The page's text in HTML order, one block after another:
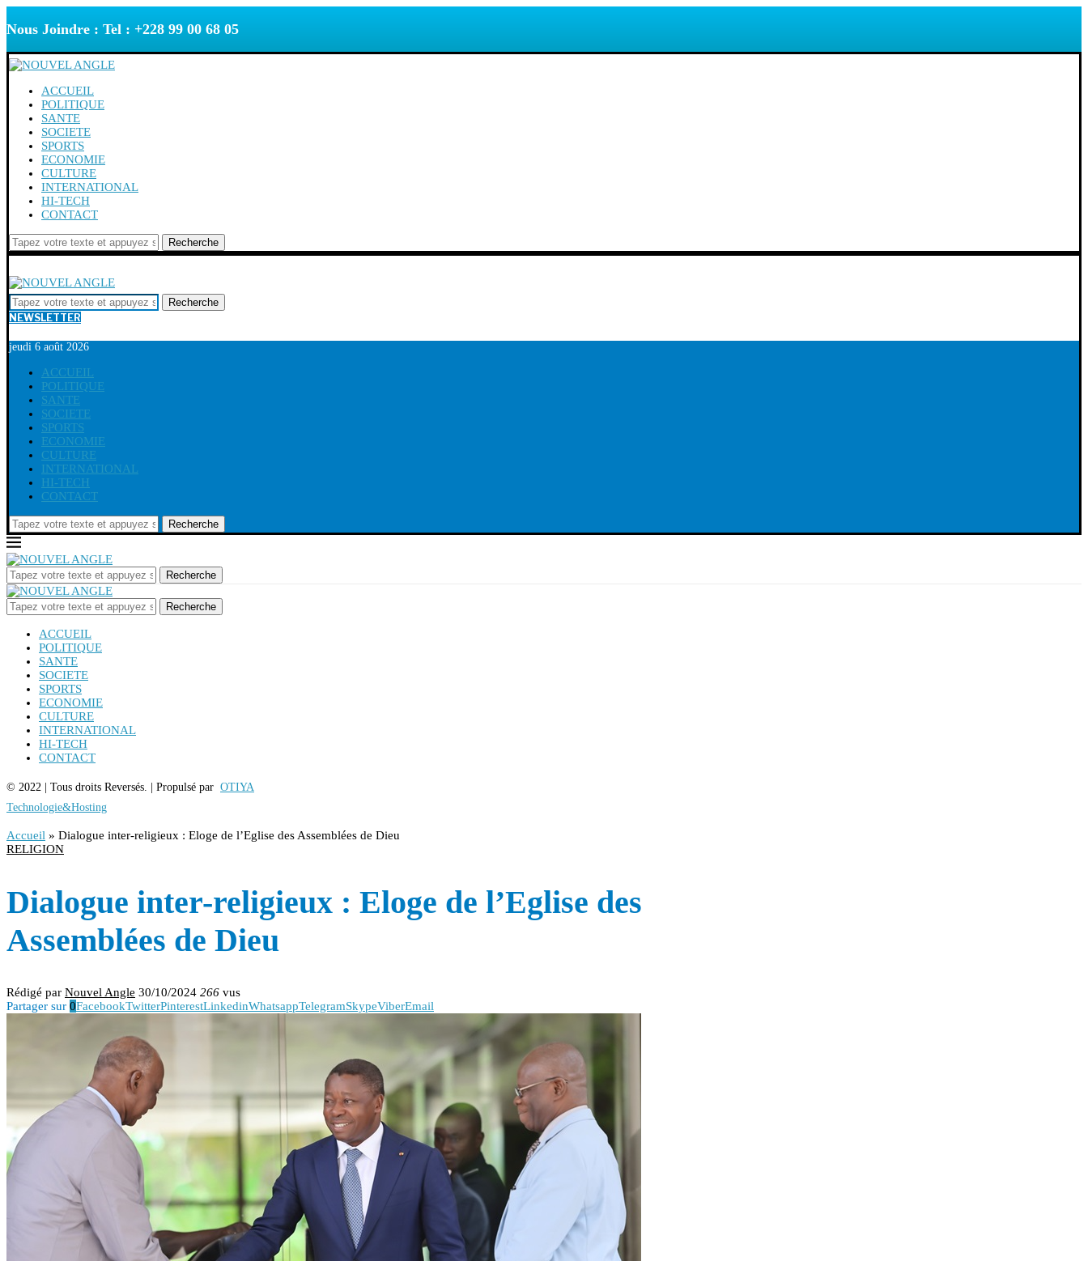
Nous Joindre : Tel : +228 99 00 68 05
ACCUEIL
POLITIQUE
SANTE
SOCIETE
SPORTS
ECONOMIE
CULTURE
INTERNATIONAL
HI-TECH
CONTACT
Recherche
Recherche
NEWSLETTER
jeudi 6 août 2026
ACCUEIL
POLITIQUE
SANTE
SOCIETE
SPORTS
ECONOMIE
CULTURE
INTERNATIONAL
HI-TECH
CONTACT
Recherche
Recherche
Recherche
ACCUEIL
POLITIQUE
SANTE
SOCIETE
SPORTS
ECONOMIE
CULTURE
INTERNATIONAL
HI-TECH
CONTACT
© 2022 | Tous droits Reversés. | Propulsé par OTIYA
Technologie&Hosting
Accueil » Dialogue inter-religieux : Eloge de l’Eglise des Assemblées de Dieu
RELIGION
Dialogue inter-religieux : Eloge de l’Eglise des
Assemblées de Dieu
Rédigé par Nouvel Angle 30/10/2024 266 vus
Partager sur 0FacebookTwitterPinterestLinkedinWhatsappTelegramSkypeViberEmail